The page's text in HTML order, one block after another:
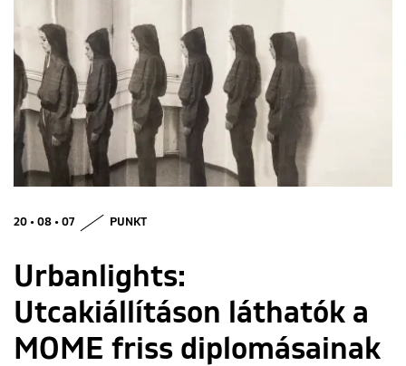
ENGLISH
20 • 08 • 07 PUNKT
Urbanlights:
Utcakiállításon láthatók a
MOME friss diplomásainak